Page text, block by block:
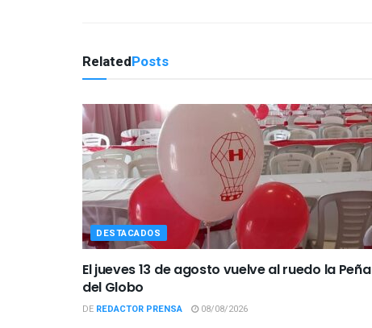
RelatedPosts
DESTACADOS
El jueves 13 de agosto vuelve al ruedo la Peña
del Globo
DE REDACTOR PRENSA 08/08/2026